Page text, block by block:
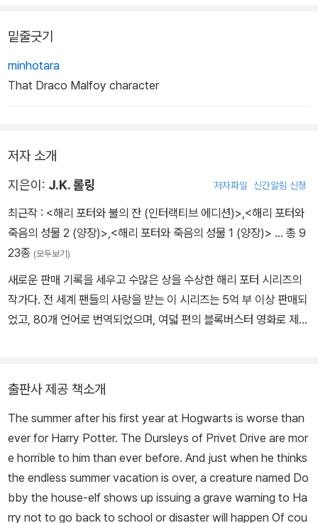
밑줄긋기
minhotara
That Draco Malfoy character
저자 소개
지은이: J.K. 롤링 저자파일 신간알림 신청
최근작 : <해리 포터와 불의 잔 (인터랙티브 에디션)>,<해리 포터와
죽음의 성물 2 (양장)>,<해리 포터와 죽음의 성물 1 (양장)> … 총 9
23종 (모두보기)
새로운 판매 기록을 세우고 수많은 상을 수상한 해리 포터 시리즈의
작가다. 전 세계 팬들의 사랑을 받는 이 시리즈는 5억 부 이상 판매되
었고, 80개 언어로 번역되었으며, 여덟 편의 블록버스터 영화로 제작
시나리오를 집필했다. 또한 공동 집필한 연극 대본 《해리 포터와 저주
받은 아이》가 2016년 여름 런던 웨스트엔드에서 공연되기도 했다. 2
012년에는 J.K. 롤링의 온라인 기업인 포터모어가 출범하여 팬들이
그녀의 새 글을 즐기고 마법사 세계에 더욱 깊이 빠져들 수 있게 됐다.
J.K. 롤링은 또한 성인 독자들을 위한 소설 《캐주얼 베이컨시》를 썼
으며, 로버트 갤브레이스라는 필명으로 범죄 소설도 여러 편 썼다. 아
동문학에 기여한 공로를 인정받아 대영제국 훈장(OBE), 프랑스 레
출판사 제공 책소개
The summer after his first year at Hogwarts is worse than
ever for Harry Potter. The Dursleys of Privet Drive are mor
e horrible to him than ever before. And just when he thinks
the endless summer vacation is over, a creature named Do
bby the house-elf shows up issuing a grave warning to Ha
rry not to go back to school or disaster will happen Of cou